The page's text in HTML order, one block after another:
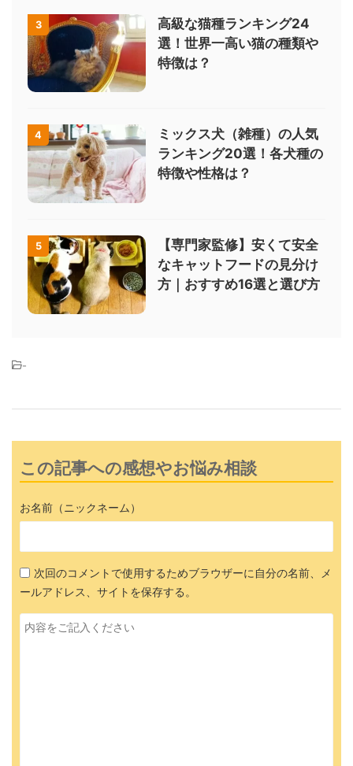
3
高級な猫種ランキング24
選！世界一高い猫の種類や
特徴は？
4
ミックス犬（雑種）の人気
ランキング20選！各犬種の
特徴や性格は？
5
【専門家監修】安くて安全
なキャットフードの見分け
方｜おすすめ16選と選び方
-
この記事への感想やお悩み相談
お名前（ニックネーム）
次回のコメントで使用するためブラウザーに自分の名前、メ
ールアドレス、サイトを保存する。